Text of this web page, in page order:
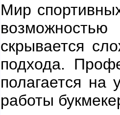
Мир
скрывается
подхода.
полагается на
работы